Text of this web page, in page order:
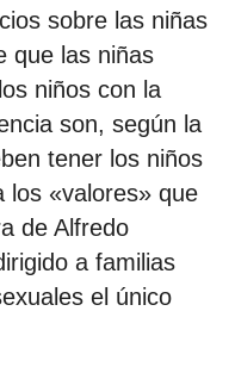
sobre las niñas
que las niñas
niños con la
son, según la
tener los niños
los «valores» que
de Alfredo
a familias
el único